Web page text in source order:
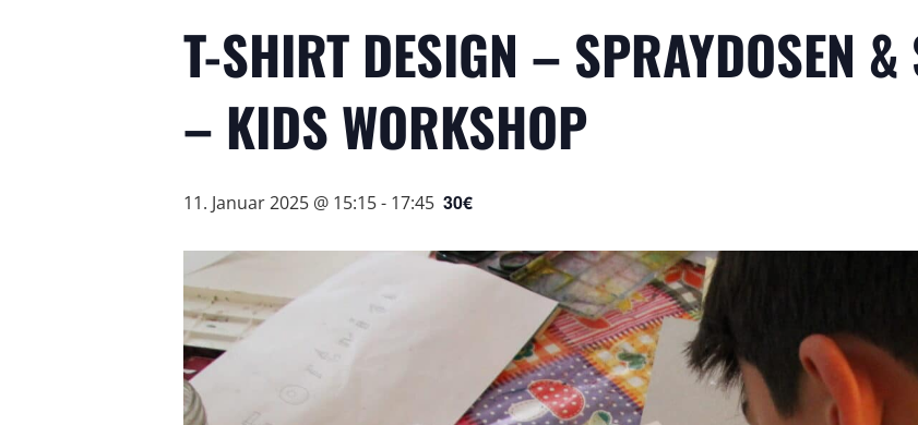
T-SHIRT DESIGN – SPRAYDOSEN &
– KIDS WORKSHOP
11. Januar 2025 @ 15:15- 17:45 30€